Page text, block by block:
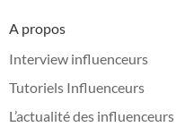
A propos
Interview influenceurs
Tutoriels Influenceurs
L’actualité des influenceurs